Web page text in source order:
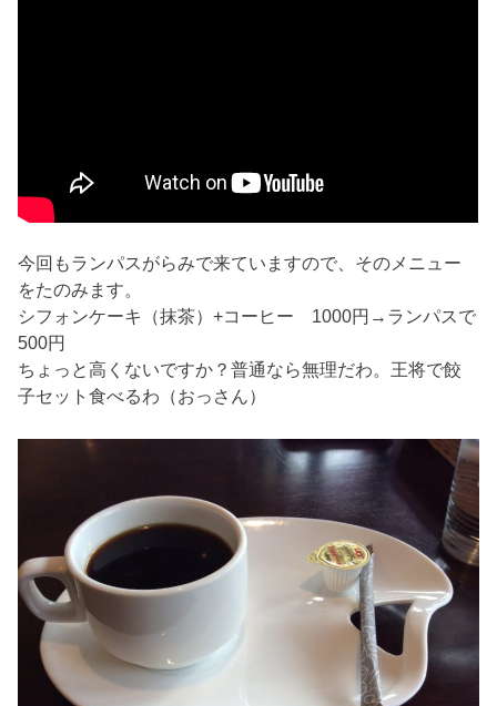
今回もランパスがらみで来ていますので、そのメニュー
をたのみます。
シフォンケーキ（抹茶）+コーヒー 1000円→ランパスで
500円
ちょっと高くないですか？普通なら無理だわ。王将で餃
子セット食べるわ（おっさん）